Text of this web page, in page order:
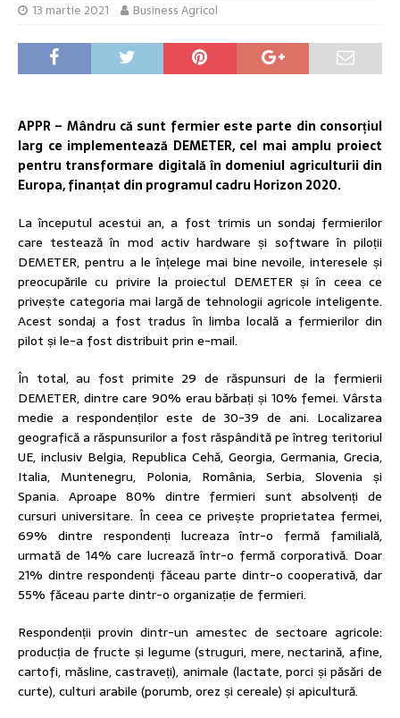
13 martie 2021 Business Agricol
APPR – Mândru că sunt fermier este parte din consorțiul
larg ce implementează DEMETER, cel mai amplu proiect
pentru transformare digitală în domeniul agriculturii din
Europa, finanțat din programul cadru Horizon 2020.
La începutul acestui an, a fost trimis un sondaj fermierilor
care testează în mod activ hardware și software în piloții
DEMETER, pentru a le înțelege mai bine nevoile, interesele și
preocupările cu privire la proiectul DEMETER și în ceea ce
privește categoria mai largă de tehnologii agricole inteligente.
Acest sondaj a fost tradus în limba locală a fermierilor din
pilot și le-a fost distribuit prin e-mail.
În total, au fost primite 29 de răspunsuri de la fermierii
DEMETER, dintre care 90% erau bărbați și 10% femei. Vârsta
medie a respondenților este de 30-39 de ani. Localizarea
geografică a răspunsurilor a fost răspândită pe întreg teritoriul
UE, inclusiv Belgia, Republica Cehă, Georgia, Germania, Grecia,
Italia, Muntenegru, Polonia, România, Serbia, Slovenia și
Spania. Aproape 80% dintre fermieri sunt absolvenți de
cursuri universitare. În ceea ce privește proprietatea fermei,
69% dintre respondenți lucreaza într-o fermă familială,
urmată de 14% care lucrează într-o fermă corporativă. Doar
21% dintre respondenți făceau parte dintr-o cooperativă, dar
55% făceau parte dintr-o organizație de fermieri.
Respondenții provin dintr-un amestec de sectoare agricole:
producția de fructe și legume (struguri, mere, nectarină, afine,
cartofi, măsline, castraveți), animale (lactate, porci și păsări de
curte), culturi arabile (porumb, orez și cereale) și apicultură.